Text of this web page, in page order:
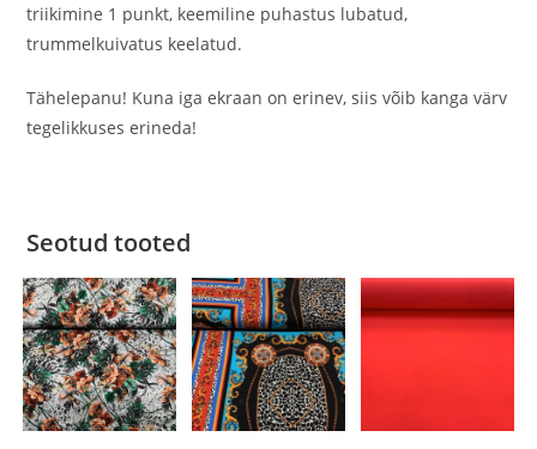
triikimine 1 punkt, keemiline puhastus lubatud,
trummelkuivatus keelatud.
Tähelepanu! Kuna iga ekraan on erinev, siis võib kanga värv
tegelikkuses erineda!
Seotud tooted